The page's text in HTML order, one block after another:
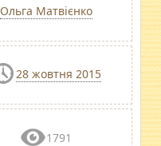
Ольга Матвієнко
28 жовтня 2015
1791